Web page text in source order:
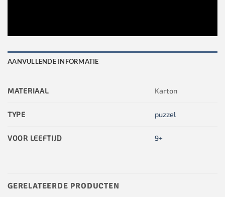
AANVULLENDE INFORMATIE
MATERIAAL Karton
TYPE puzzel
VOOR LEEFTIJD 9+
GERELATEERDE PRODUCTEN